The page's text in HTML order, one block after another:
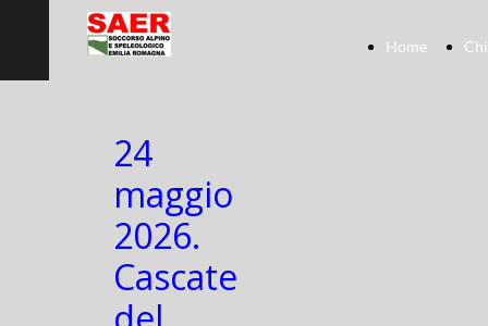
Home
24
maggio
2026.
Cascate